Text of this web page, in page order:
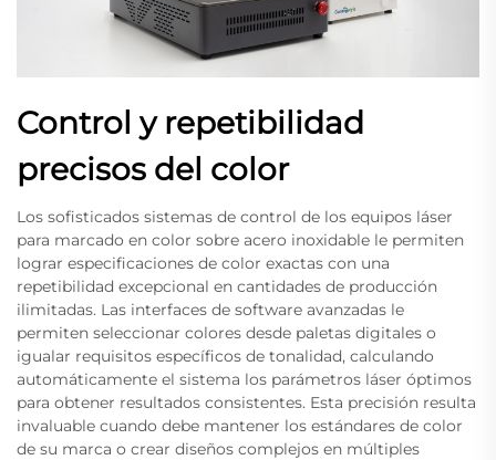
Control y repetibilidad
precisos del color
Los sofisticados sistemas de control de los equipos láser
para marcado en color sobre acero inoxidable le permiten
lograr especificaciones de color exactas con una
repetibilidad excepcional en cantidades de producción
ilimitadas. Las interfaces de software avanzadas le
permiten seleccionar colores desde paletas digitales o
igualar requisitos específicos de tonalidad, calculando
automáticamente el sistema los parámetros láser óptimos
para obtener resultados consistentes. Esta precisión resulta
invaluable cuando debe mantener los estándares de color
de su marca o crear diseños complejos en múltiples